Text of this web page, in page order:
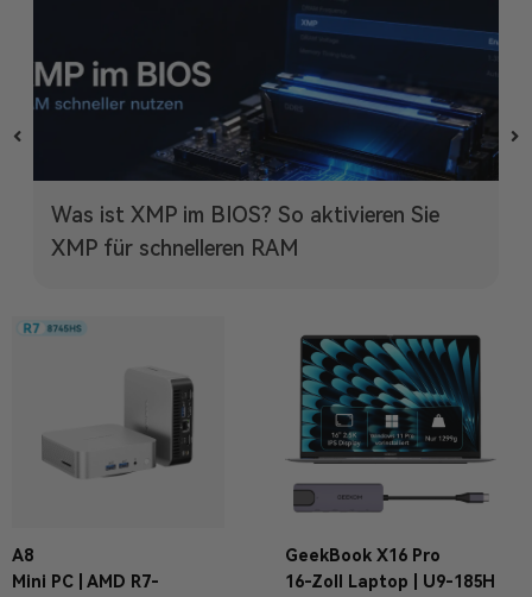
Was ist XMP im BIOS? So aktivieren Sie
XMP für schnelleren RAM
A8
Mini PC | AMD R7-
GeekBook X16 Pro
16-Zoll Laptop | U9-185H